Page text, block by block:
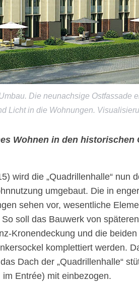
Die neunachsige Ostfassade
Licht in die Wohnungen.
Wohnen in den historischen
wird die „Quadrillenhalle“ nun
umgebaut. Die in
sehen vor, wesentliche
soll das Bauwerk von
Kronendeckung und die beiden
komplettiert werden.
Dach der „Quadrillenhalle“
Entrée) mit einbezogen.